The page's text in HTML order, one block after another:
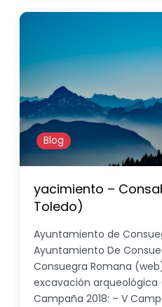
Blog
yacimiento –
Toledo)
Ayuntamiento de
Ayuntamiento De
Consuegra Romana
excavación
Campaña 2018: – V